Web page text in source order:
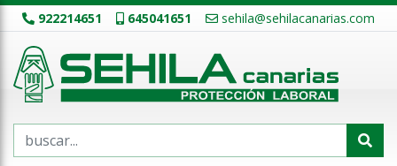
922214651 645041651 sehila@sehilacanarias.com